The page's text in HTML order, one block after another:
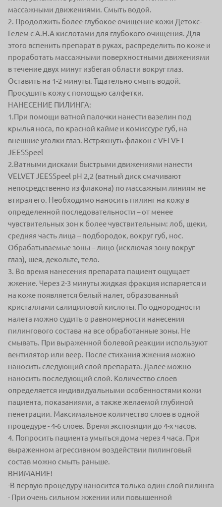
массажными движениями. Смыть водой.
2. Продолжить более глубокое очищение кожи Детокс-
Гелем с A.H.A кислотами для глубокого очищения. Для
этого вспенить препарат в руках, распределить по коже и
проработать массажными поверхностными движениями
в течение двух минут избегая области вокруг глаз.
Оставить на 1-2 минуты. Тщательно смыть водой.
Просушить кожу с помощью салфетки.
НАНЕСЕНИЕ ПИЛИНГА:
1.При помощи ватной палочки нанести вазелин под
крылья носа, по красной кайме и комиссуре губ, на
внешние уголки глаз. Встряхнуть флакон с VELVET
JEESSpeel
2.Ватными дисками быстрыми движениями нанести
VELVET JEESSpeel pH 2,2 (ватный диск смачивают
непосредственно из флакона) по массажным линиям не
втирая его. Необходимо наносить пилинг на кожу в
определенной последовательности – от менее
чувствительных зон к более чувствительным: лоб, щеки,
средняя часть лица – подбородок, вокруг губ, нос.
Обрабатываемые зоны – лицо (исключая зону вокруг
глаз), шея, декольте, тело.
3. Во время нанесения препарата пациент ощущает
жжение. Через 2-3 минуты жидкая фракция испаряется и
на коже появляется белый налет, образованный
кристаллами салициловой кислоты. По однородности
налета можно судить о равномерности нанесения
пилингового состава на все обработанные зоны. Не
смывать. При выраженной болевой реакции используют
вентилятор или веер. После стихания жжения можно
наносить следующий слой препарата. Далее можно
наносить последующий слой. Количество слоев
определяется индивидуальными особенностями кожи
пациента, показаниями, а также желаемой глубиной
пенетрации. Максимальное количество слоев в одной
процедуре - 4-6 слоев. Время экспозиции до 4-х часов.
4. Попросить пациента умыться дома через 4 часа. При
выраженном агрессивном воздействии пилинговый
состав можно смыть раньше.
ВНИМАНИЕ!
-В первую процедуру наносится только один слой пилинга
- При очень сильном жжении или повышенной